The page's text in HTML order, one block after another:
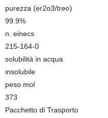
purezza (er2o3/treo)
99.9%
n. einecs
215-164-0
solubilità in acqua
insolubile
peso mol
373
Pacchetto di Trasporto